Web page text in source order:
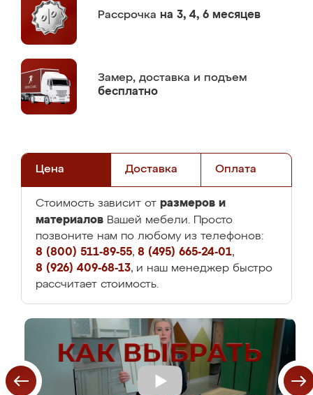
Рассрочка на 3, 4, 6 месяцев
Замер, доставка и подъем
бесплатно
Цена Доставка Оплата
Стоимость зависит от размеров и
материалов Вашей мебели. Просто
позвоните нам по любому из телефонов:
8 (800) 511-89-55, 8 (495) 665-24-01,
8 (926) 409-68-13, и наш менеджер быстро
рассчитает стоимость.